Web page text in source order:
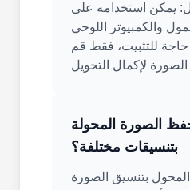
يمكن استخدامه على
والكمبيوتر اللوحي
حاجة للتثبيت، فقط قم
الصورة المحولة
بتنسيقات مختلفة؟
المحول بتنسيق الصورة